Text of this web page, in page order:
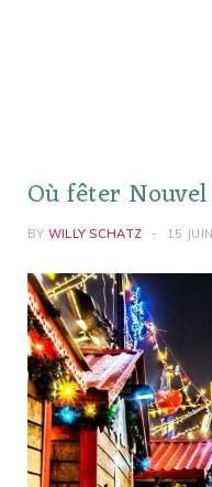
Où fêter
BY WILLY SCHATZ 15